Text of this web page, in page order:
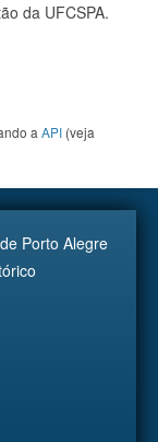
da UFCSPA.
a API (veja
Porto Alegre